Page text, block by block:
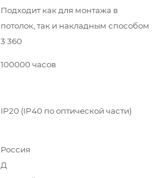
Подходит как для монтажа в
потолок, так и накладным способом
3 360
100000 часов
IP20 (IP40 по оптической части)
Россия
Д